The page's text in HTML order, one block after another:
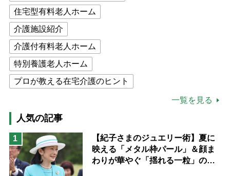
住宅型有料老人ホーム
介護施設紹介
介護付有料老人ホーム
特別養護老人ホーム
プロが教える在宅介護のヒント
高木ブー
ケアマネジャー
猫が母になつきません
息子の遠距離介護サバイバル術
兄がボケました
一覧を見る
人気の記事
1
【紀子さまのジュエリー術】夏に
映える「メタル枠パール」＆顔ま
わりが華やぐ「揺れる一粒」の使